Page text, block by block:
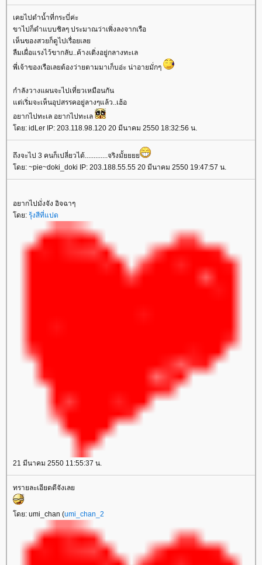
เคยไปดำน้ำที่กระบี่ค่ะ
ขาไปก็ดำแบบชิลๆ ประมาณว่าเพิ่งลงจากเรือ
เห็นของสวยก็ดูไปเรื่อยเล
ลืมเผื่อแรงไว้ขากลับ..ค้างเติ่งอยู่กลางทะเล
พี่เจ้าของเรือเลยต้องว่ายตามมาเก็บอ่ะ น่าอายมั่กๆ
กำลังวางแผนจะไปเที่ยวเหมือนกัน
ต่เริ่มจะเห็นอุปสรรคอยู่ลางๆแล้ว..เฮ้อ
อยากไปทะเล อยากไปทะเล
ดย: idLer IP: 203.118.98.120 20 มีนาคม 2550 18:32:56 น.
ถึงจะไป 3 คนก็เปลี่ยวได้.............จริงมั้
ดย: ~pie~doki_doki IP: 203.188.55.55 20 มีนาคม 2550 19:47:57 น.
อยากไปมั่งจัง อิจฉาๆ
ดย: รุ้งสีที่แปด
21 มีนาคม 2550 11:55:37 น.
ทรายละเอียดดีจังเล
ดย: umi_chan (umi_chan_2